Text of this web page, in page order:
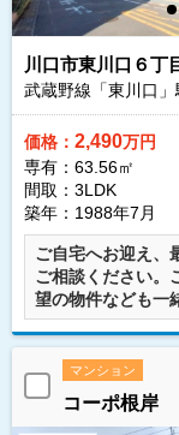
川口市東川口６丁
武蔵野線「東川口
価格： 2,490万円
専有：63.56㎡
間取：3LDK
築年：1988年7月
ご自宅へお迎え、
ご相談ください。
望の物件なども一
マンション
コーポ根岸